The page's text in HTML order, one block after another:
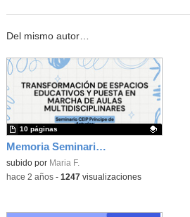
Del mismo autor…
Memoria Seminario Transformaciçon de espacio educativos
Contenido educativo.
subido por Maria F.
10 páginas
-hace 2 años- 1247visualizaciones